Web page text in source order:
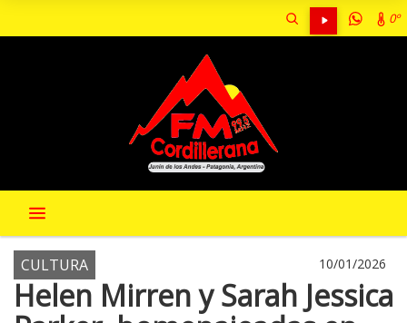
0º
CULTURA 10/01/2026
Helen Mirren y Sarah Jessica